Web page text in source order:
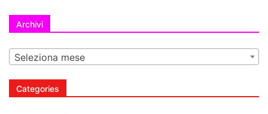
Archivi
Seleziona mese
Categories